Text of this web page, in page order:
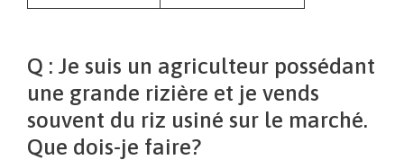
Q : Je suis un agriculteur possédant
une grande rizière et je vends
souvent du riz usiné sur le marché.
Que dois-je faire?